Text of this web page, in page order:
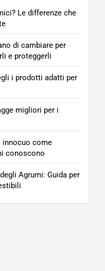
Le differenze che
di cambiare per
e proteggerli
i prodotti adatti per
migliori per i
innocuo come
conoscono
Agrumi: Guida per